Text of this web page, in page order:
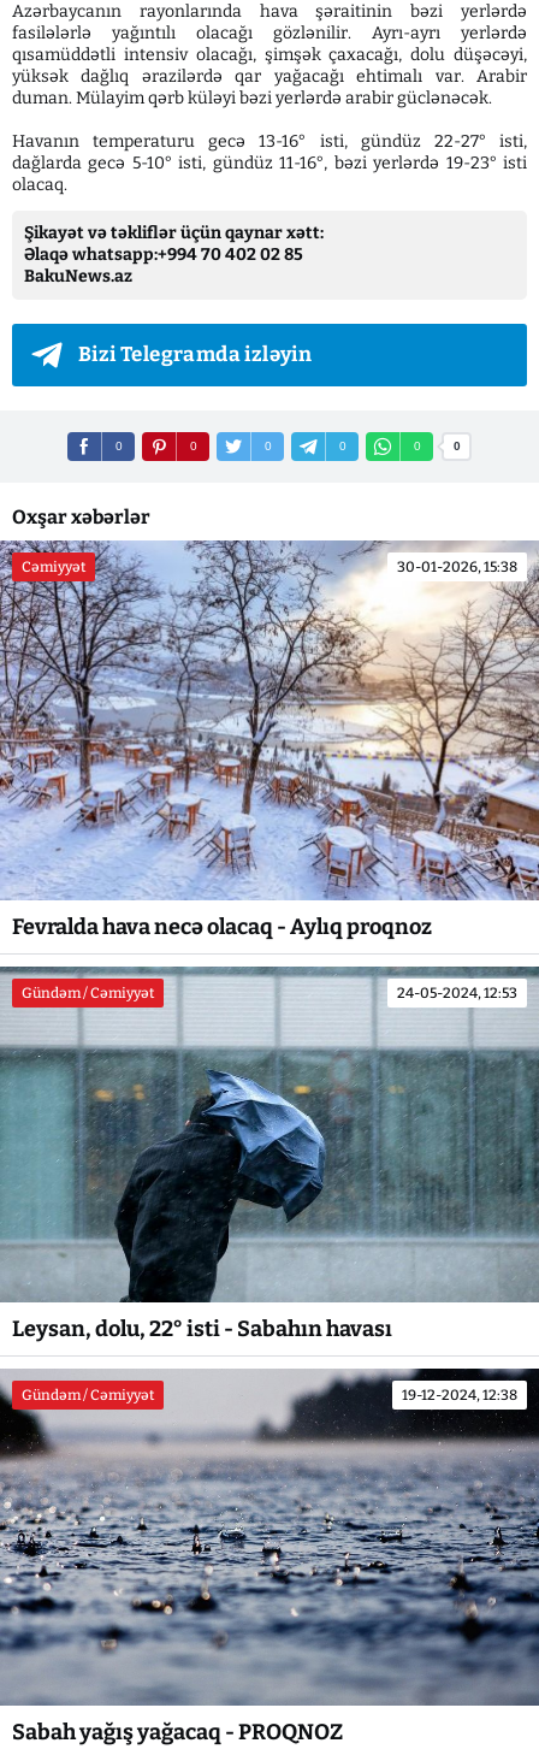
Azərbaycanın rayonlarında hava şəraitinin bəzi yerlərdə
fasilələrlə yağıntılı olacağı gözlənilir. Ayrı-ayrı yerlərdə
qısamüddətli intensiv olacağı, şimşək çaxacağı, dolu düşəcəyi,
yüksək dağlıq ərazilərdə qar yağacağı ehtimalı var. Arabir
duman. Mülayim qərb küləyi bəzi yerlərdə arabir güclənəcək.
Havanın temperaturu gecə 13-16° isti, gündüz 22-27° isti,
dağlarda gecə 5-10° isti, gündüz 11-16°, bəzi yerlərdə 19-23° isti
olacaq.
Şikayət və təkliflər üçün qaynar xətt:
Əlaqə whatsapp:+994 70 402 02 85
BakuNews.az
Bizi Telegramda izləyin
0 0 0 0 0 0
Oxşar xəbərlər
Cəmiyyət 30-01-2026, 15:38
Fevralda hava necə olacaq - Aylıq proqnoz
Gündəm / Cəmiyyət 24-05-2024, 12:53
Leysan, dolu, 22° isti - Sabahın havası
Gündəm / Cəmiyyət 19-12-2024, 12:38
Sabah yağış yağacaq - PROQNOZ